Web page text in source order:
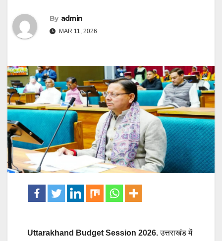
By admin
MAR 11, 2026
Uttarakhand Budget Session 2026.उत्तराखंड में